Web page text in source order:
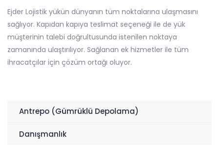
Ejder Lojistik yükün dünyanın tüm noktalarına ulaşmasını
sağlıyor. Kapıdan kapıya teslimat seçeneği ile de yük
müşterinin talebi doğrultusunda istenilen noktaya
zamanında ulaştırılıyor. Sağlanan ek hizmetler ile tüm
ihracatçılar için çözüm ortağı oluyor.
Antrepo (Gümrüklü Depolama)
Danışmanlık